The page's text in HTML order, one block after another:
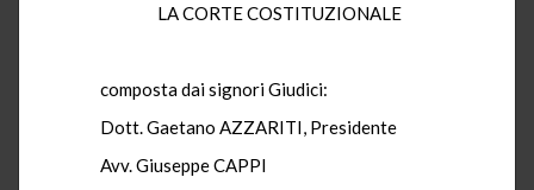
LA CORTE COSTITUZIONALE
composta dai signori Giudici:
Dott. Gaetano AZZARITI, Presidente
Avv. Giuseppe CAPPI